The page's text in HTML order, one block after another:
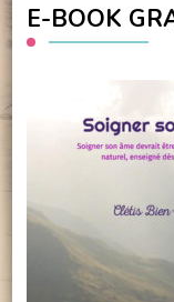
E-BOOK